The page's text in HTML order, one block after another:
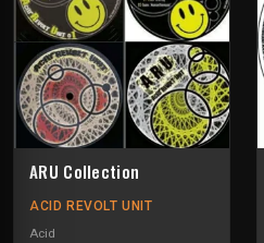
ARU Collection
ACID REVOLT UNIT
Acid